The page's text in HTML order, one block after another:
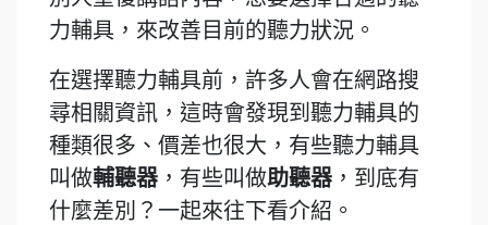
力輔具，來改善目前的聽力狀況。
在選擇聽力輔具前，許多人會在網路搜
尋相關資訊，這時會發現到聽力輔具的
種類很多、價差也很大，有些聽力輔具
叫做輔聽器 ，有些叫做助聽器 ，到底有
什麼差別？一起來往下看介紹。